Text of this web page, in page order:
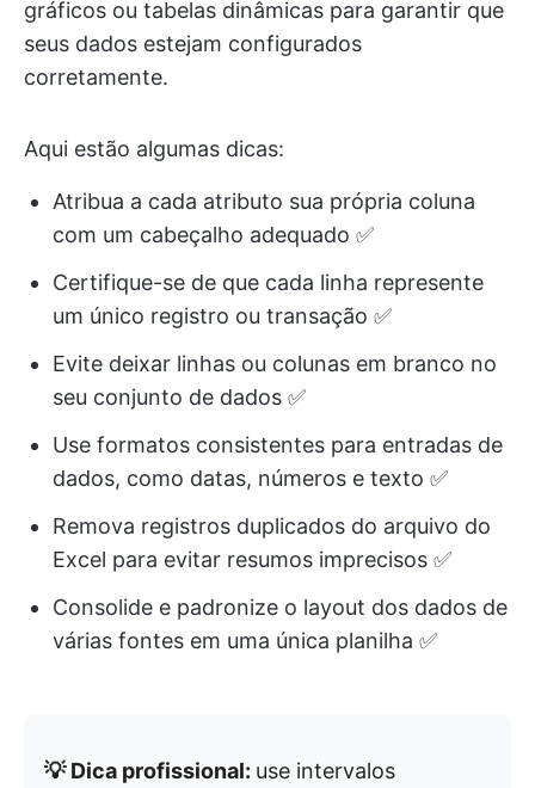
gráficos ou tabelas dinâmicas para garantir que
seus dados estejam configurados
corretamente.
Aqui estão algumas dicas:
Atribua a cada atributo sua própria coluna
com um cabeçalho adequado ✅
Certifique-se de que cada linha represente
um único registro ou transação ✅
Evite deixar linhas ou colunas em branco no
seu conjunto de dados ✅
Use formatos consistentes para entradas de
dados, como datas, números e texto ✅
Remova registros duplicados do arquivo do
Excel para evitar resumos imprecisos ✅
Consolide e padronize o layout dos dados de
várias fontes em uma única planilha ✅
💡 Dica profissional: use intervalos